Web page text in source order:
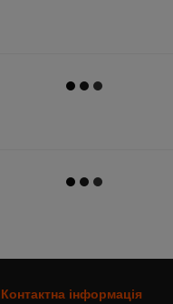
Контактна інформація